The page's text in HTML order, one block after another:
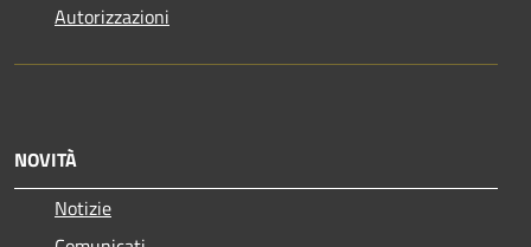
Autorizzazioni
NOVITÀ
Notizie